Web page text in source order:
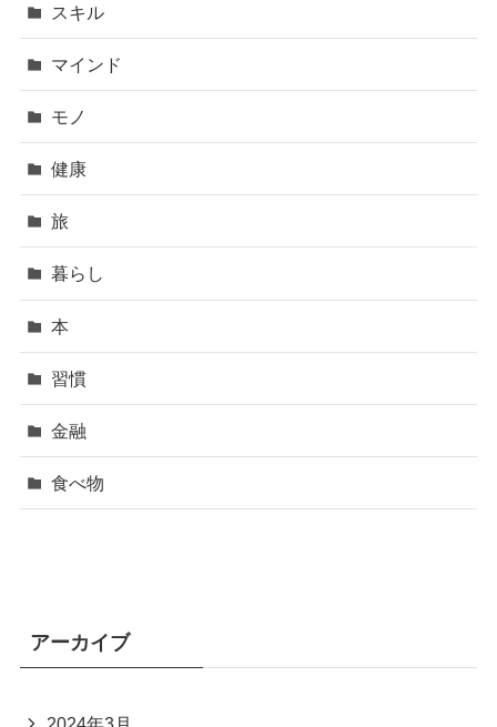
スキル
マインド
モノ
健康
旅
暮らし
本
習慣
金融
食べ物
アーカイブ